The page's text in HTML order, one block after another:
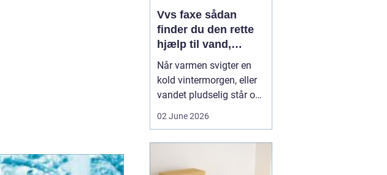
Vvs faxe sådan
finder du den rette
hjælp til vand,
varme og sanitet
Når varmen svigter en
kold vintermorgen, eller
vandet pludselig står op
installatører en central
02 June 2026